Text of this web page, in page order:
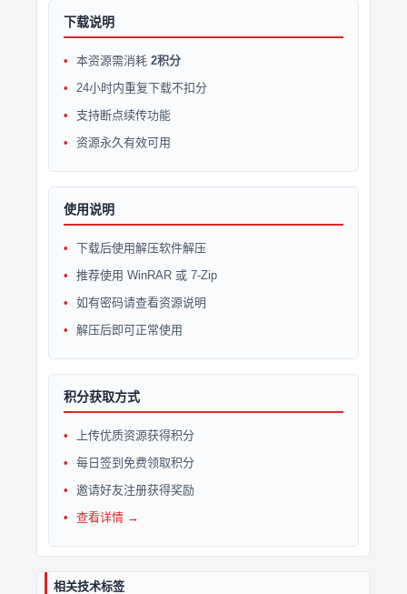
下载说明
本资源需消耗 2积分
24小时内重复下载不扣分
支持断点续传功能
资源永久有效可用
使用说明
下载后使用解压软件解压
推荐使用 WinRAR 或 7-Zip
如有密码请查看资源说明
解压后即可正常使用
积分获取方式
上传优质资源获得积分
每日签到免费领取积分
邀请好友注册获得奖励
查看详情 →
相关技术标签